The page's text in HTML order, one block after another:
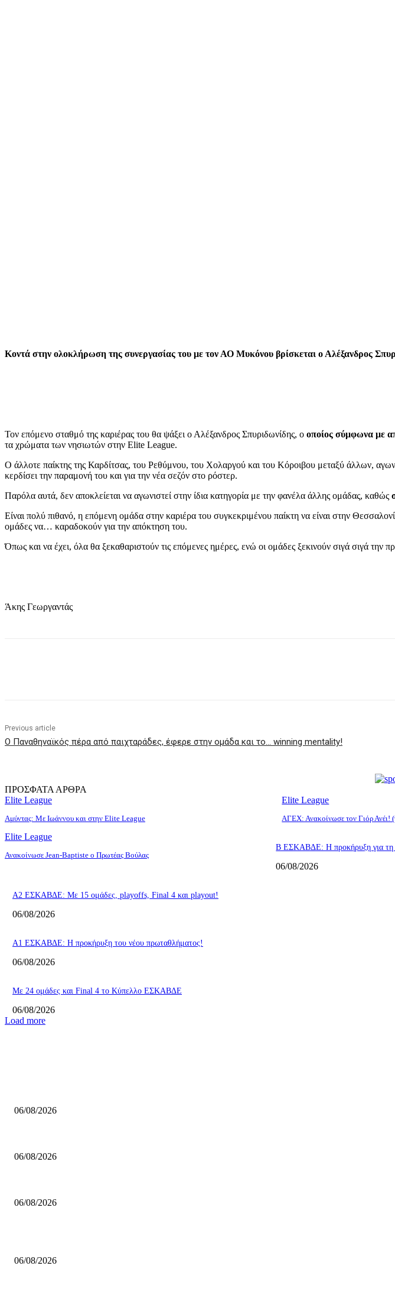
Κοντά στην ολοκλήρωση της συνεργασίας του με τον ΑΟ Μυκόνου βρίσκεται ο Αλέξανδρος
Τον επόμενο σταθμό της καριέρας του θα ψάξει ο Αλέξανδρος Σπυριδωνίδης, ο οποίος σύμφωνα με
τα χρώματα των νησιωτών στην Elite League.
Ο άλλοτε παίκτης της Καρδίτσας, του Ρεθύμνου, του Χολαργού και του Κόροιβου μεταξύ άλλων,
κερδίσει την παραμονή του και για την νέα σεζόν στο ρόστερ.
Παρόλα αυτά, δεν αποκλείεται να αγωνιστεί στην ίδια κατηγορία με την φανέλα άλλης ομάδας, καθώς
Είναι πολύ πιθανό, η επόμενη ομάδα στην καριέρα του συγκεκριμένου παίκτη να είναι στην
ομάδες να… καραδοκούν για την απόκτηση του.
Όπως και να έχει, όλα θα ξεκαθαριστούν τις επόμενες ημέρες, ενώ οι ομάδες ξεκινούν σιγά σιγά την
Άκης Γεωργαντάς
Previous article
Ο Παναθηναϊκός πέρα από παιχταράδες, έφερε στην ομάδα και το… winning mentality!
ΠΡΟΣΦΑΤΑ ΑΡΘΡΑ
Elite League
Αμύντας: Με Ιωάννου και στην Elite League
Elite League
ΑΓΕΧ: Ανακοίνωσε τον Γιόρ Ανέι!
Elite League
Ανακοίνωσε Jean-Baptiste ο Πρωτέας Βούλας
Β ΕΣΚΑΒΔΕ: Η προκήρυξη για τη
06/08/2026
Α2 ΕΣΚΑΒΔΕ: Με 15 ομάδες, playoffs, Final 4 και playout!
06/08/2026
Α1 ΕΣΚΑΒΔΕ: Η προκήρυξη του νέου πρωταθλήματος!
06/08/2026
Με 24 ομάδες και Final 4 το Κύπελλο ΕΣΚΑΒΔΕ
06/08/2026
Load more
06/08/2026
06/08/2026
06/08/2026
06/08/2026